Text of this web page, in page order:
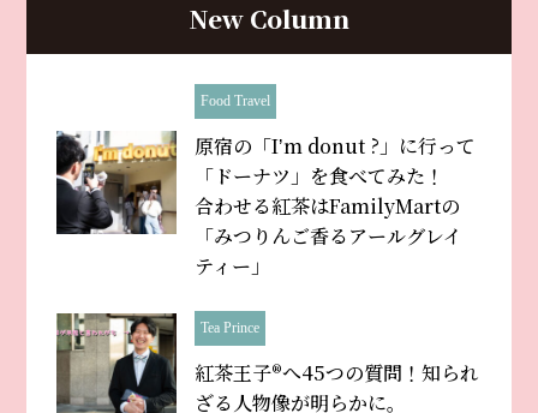
New Column
Food Travel
原宿の「Iʼm donut ?」に行って
「ドーナツ」を食べてみた！
合わせる紅茶はFamilyMartの
「みつりんご香るアールグレイ
ティー」
Tea Prince
紅茶王子®へ45つの質問！知られ
ざる人物像が明らかに。